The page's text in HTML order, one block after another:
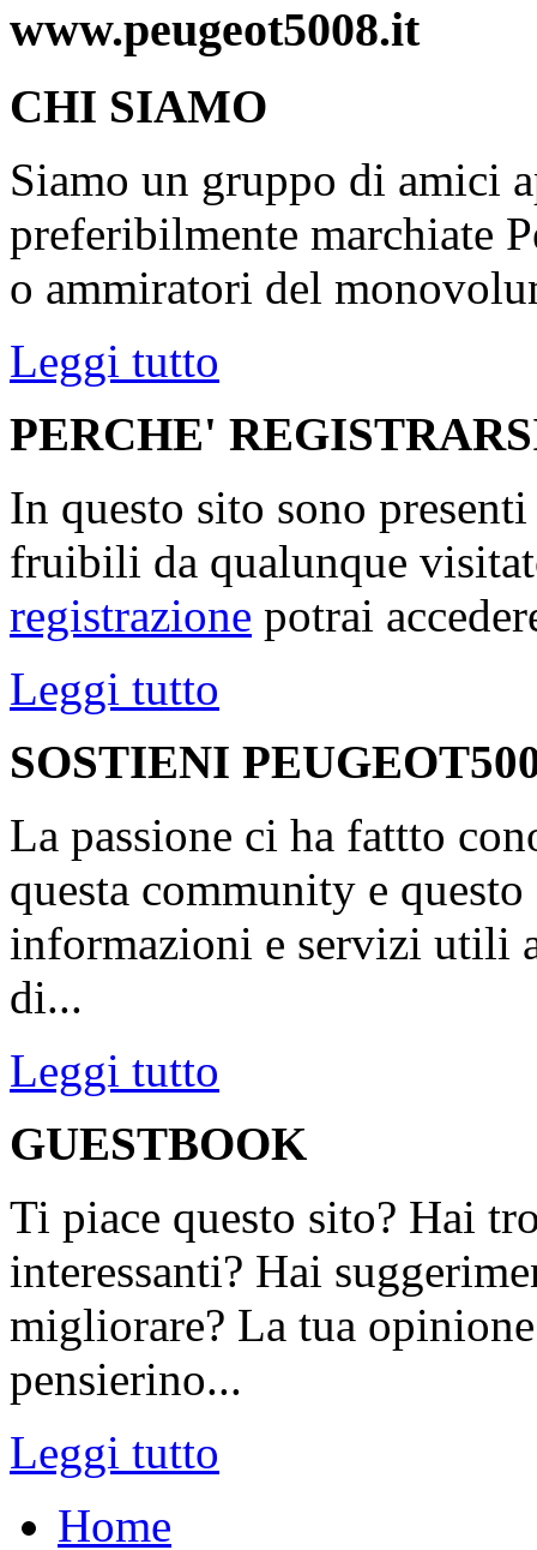
www.peugeot5008.it
CHI SIAMO
Siamo un gruppo di amici
preferibilmente marchiate
o ammiratori del
Leggi tutto
PERCHE'
In questo sito sono
fruibili da qualunque
registrazione potrai
Leggi tutto
SOSTIENI
La passione ci ha fattto
questa community e
informazioni e servizi utili
di...
Leggi tutto
GUESTBOOK
Ti piace questo sito? Hai
interessanti? Hai
migliorare? La tua
pensierino...
Leggi tutto
Home